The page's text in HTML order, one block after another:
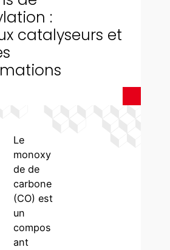
:
catalyseurs et
Le
monoxy
de de
carbone
(CO) est
un
compos
ant